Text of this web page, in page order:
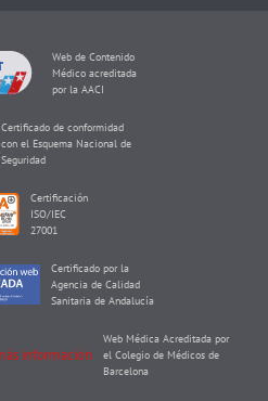
Web de Contenido
Médico acreditada
por la AACI
Certificado de conformidad
con el Esquema Nacional de
Seguridad
Certificación
ISO/IEC
27001
Certificado por la
Agencia de Calidad
Sanitaria de Andalucía
Web Médica Acreditada por
el Colegio de Médicos de
Barcelona